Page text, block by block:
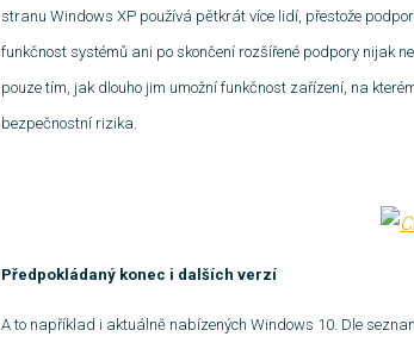
stranu Windows XP používá pětkrát více lidí, přestože
funkčnost systémů ani po skončení rozšířené podpory nijak
pouze tím, jak dlouho jim umožní funkčnost zařízení, na
bezpečnostní rizika.
Předpokládaný konec i dalších verzí
A to například i aktuálně nabízených Windows 10. Dle